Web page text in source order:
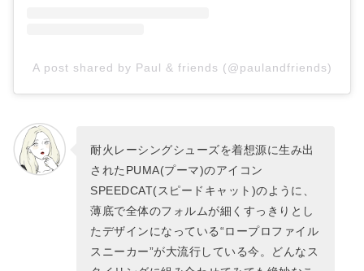
A post shared by Paul & friends (@paulandfriends)
耐火レーシングシューズを着想源に生み出
されたPUMA(プーマ)のアイコン
SPEEDCAT(スピードキャット)のように、
薄底で全体のフォルムが細くすっきりとし
たデザインになっている“ロープロファイル
スニーカー”が大流行している今。どんなス